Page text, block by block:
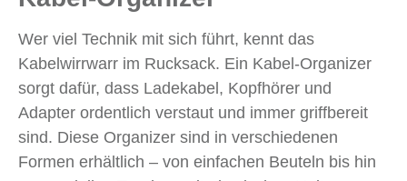
Wer viel Technik mit sich führt, kennt das
Kabelwirrwarr im Rucksack. Ein Kabel-Organizer
sorgt dafür, dass Ladekabel, Kopfhörer und
Adapter ordentlich verstaut und immer griffbereit
sind. Diese Organizer sind in verschiedenen
Formen erhältlich – von einfachen Beuteln bis hin